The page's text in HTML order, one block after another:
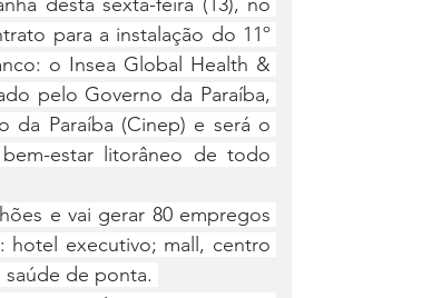
para a instalação do 11º
o Insea Global Health &
pelo Governo da Paraíba,
da Paraíba (Cinep) e será o
estar litorâneo de todo
e vai gerar 80 empregos
hotel executivo; mall, centro
de ponta.